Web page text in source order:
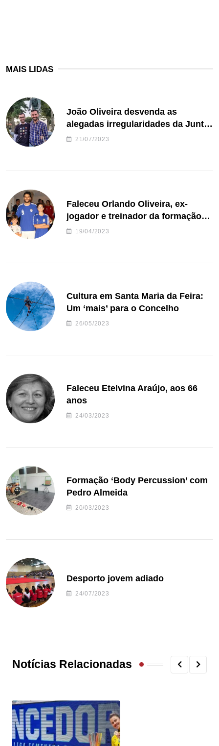
MAIS LIDAS
João Oliveira desvenda as
alegadas irregularidades da Junta
de Freguesia S. João de Ver
21/07/2023
Faleceu Orlando Oliveira, ex-
jogador e treinador da formação
de andebol do Feirense
19/04/2023
Cultura em Santa Maria da Feira:
Um ‘mais’ para o Concelho
26/05/2023
Faleceu Etelvina Araújo, aos 66
anos
24/03/2023
Formação ‘Body Percussion’ com
Pedro Almeida
20/03/2023
Desporto jovem adiado
24/07/2023
Notícias Relacionadas